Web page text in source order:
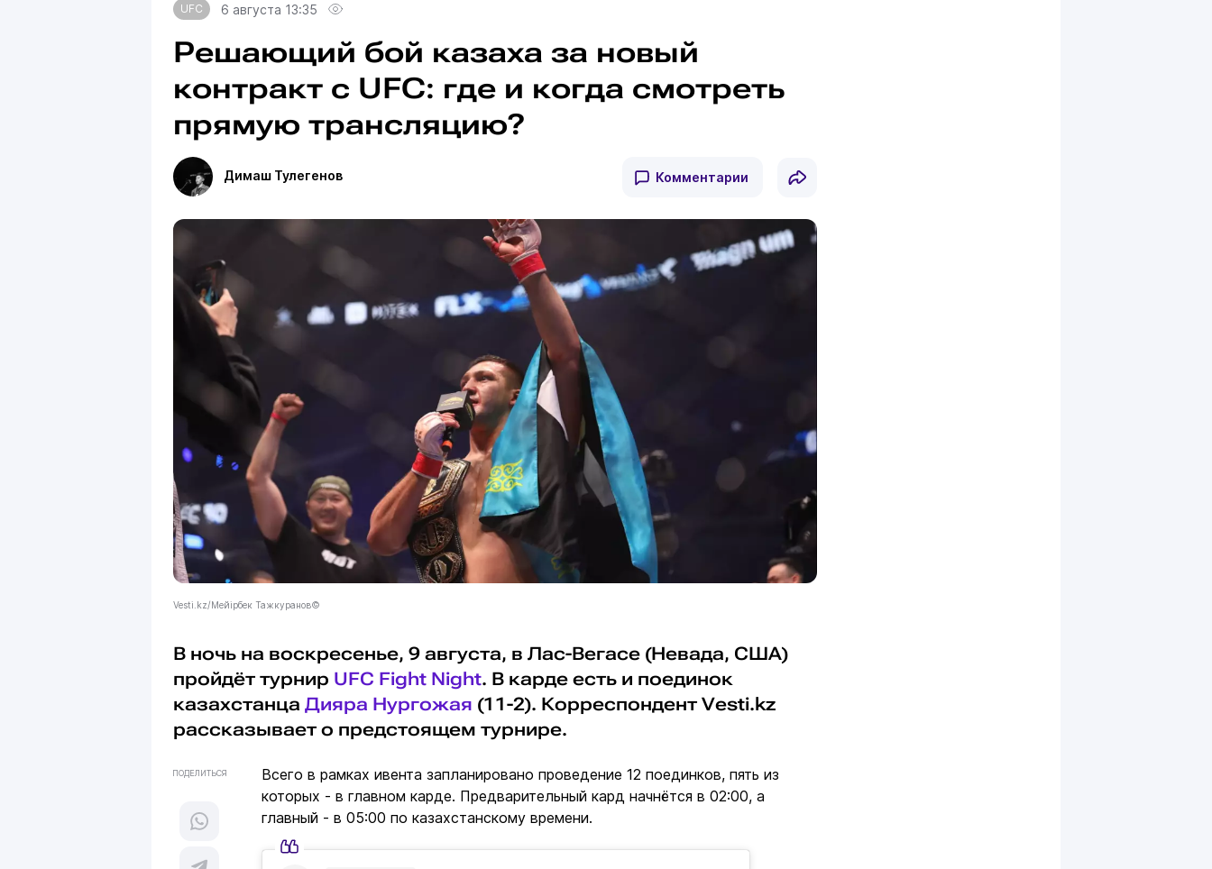
UFC 6 августа 13:35
Решающий бой казаха за новый
контракт с UFC: где и когда смотреть
прямую трансляцию?
Димаш Тулегенов Комментарии
Vesti.kz/Мейірбек Тажкуранов©
В ночь на воскресенье, 9 августа, в Лас-Вегасе (Невада, США)
пройдёт турнир UFC Fight Night. В карде есть и поединок
казахстанца Дияра Нургожая (11-2). Корреспондент Vesti.kz
рассказывает о предстоящем турнире.
ПОДЕЛИТЬСЯ
Всего в рамках ивента запланировано проведение 12 поединков, пять из
которых - в главном карде. Предварительный кард начнётся в 02:00, а
главный - в 05:00 по казахстанскому времени.